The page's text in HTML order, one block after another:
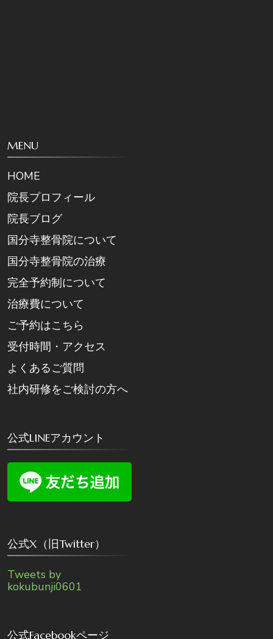
MENU
HOME
院長プロフィール
院長ブログ
国分寺整骨院について
国分寺整骨院の治療
完全予約制について
治療費について
ご予約はこちら
受付時間・アクセス
よくあるご質問
社内研修をご検討の方へ
公式LINEアカウント
公式X（旧Twitter）
Tweets by
kokubunji0601
公式Facebookページ